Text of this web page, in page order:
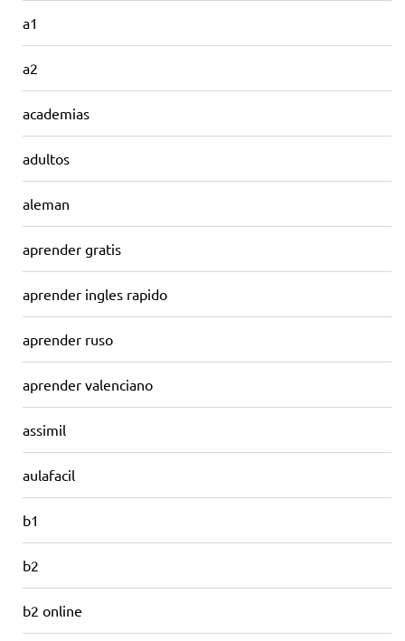
a1
a2
academias
adultos
aleman
aprender gratis
aprender ingles rapido
aprender ruso
aprender valenciano
assimil
aulafacil
b1
b2
b2 online